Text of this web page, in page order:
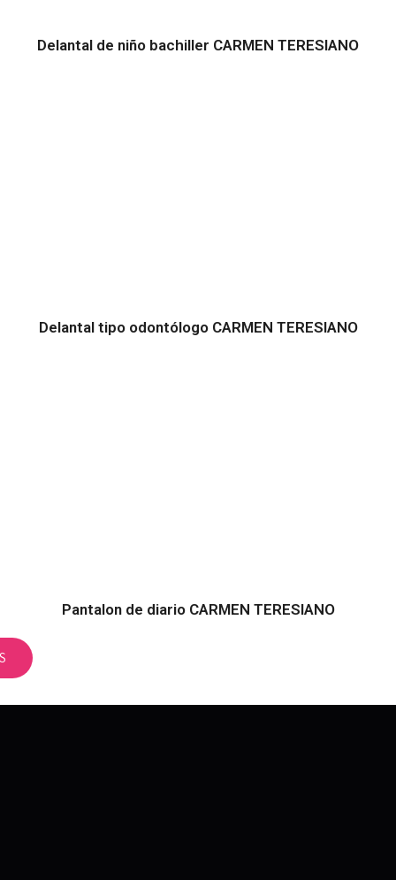
Delantal de niño bachiller CARMEN TERESIANO
Delantal tipo odontólogo CARMEN TERESIANO
Pantalon de diario CARMEN TERESIANO